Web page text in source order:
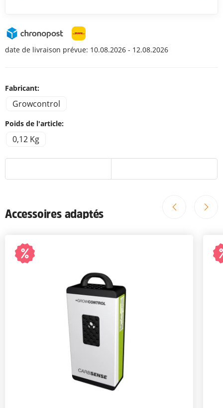
date de livraison prévue: 10.08.2026 - 12.08.2026
Fabricant:
Growcontrol
Poids de l'article:
0,12 Kg
Accessoires adaptés